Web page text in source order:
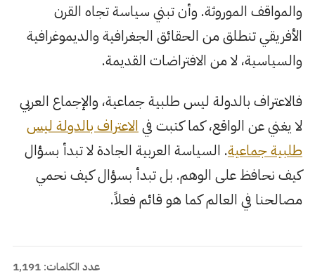
والمواقف الموروثة. وأن تبني سياسة تجاه القرن
الأفريقي تنطلق من الحقائق الجغرافية والديموغرافية
والسياسية، لا من الافتراضات القديمة.
فالاعتراف بالدولة ليس طلبية جماعية، والإجماع العربي
لا يغني عن الواقع، كما كتبت فيالاعتراف بالدولة ليس
طلبية جماعية. السياسة العربية الجادة لا تبدأ بسؤال
كيف نحافظ على الوهم. بل تبدأ بسؤال كيف نحمي
مصالحنا في العالم كما هو قائم فعلاً.
عدد الكلمات: 1,191